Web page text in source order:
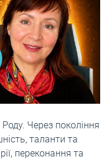
Через покоління
таланти та
переконання та